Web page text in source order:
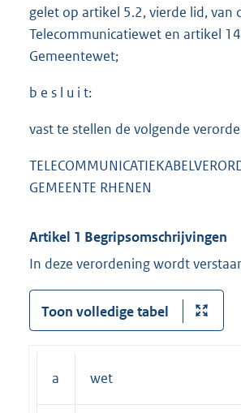
gelet op artikel 5.2, vierde lid, van
Telecommunicatiewet en artikel
Gemeentewet;
b e s l u i t:
vast te stellen de volgende
GEMEENTE RHENEN
Artikel 1 Begripsomschrijvingen
In deze verordening wordt
Toon volledige tabel
a wet